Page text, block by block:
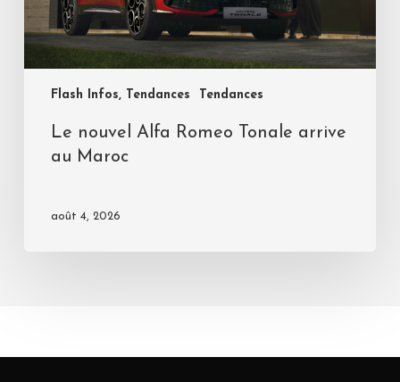
Flash Infos, Tendances Tendances
Le nouvel Alfa Romeo Tonale arrive
au Maroc
août 4, 2026